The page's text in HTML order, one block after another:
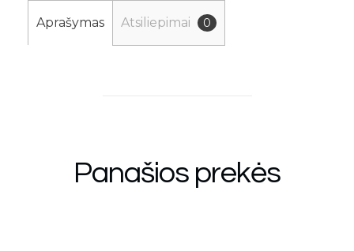
Aprašymas Atsiliepimai 0
Panašios prekės